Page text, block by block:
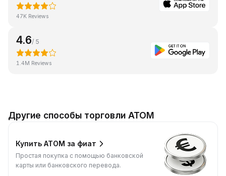
47K Reviews
4.6/ 5
1.4M Reviews
Другие способы торговли ATOM
Купить ATOM за фиат
Простая покупка с помощью банковской
карты или банковского перевода.